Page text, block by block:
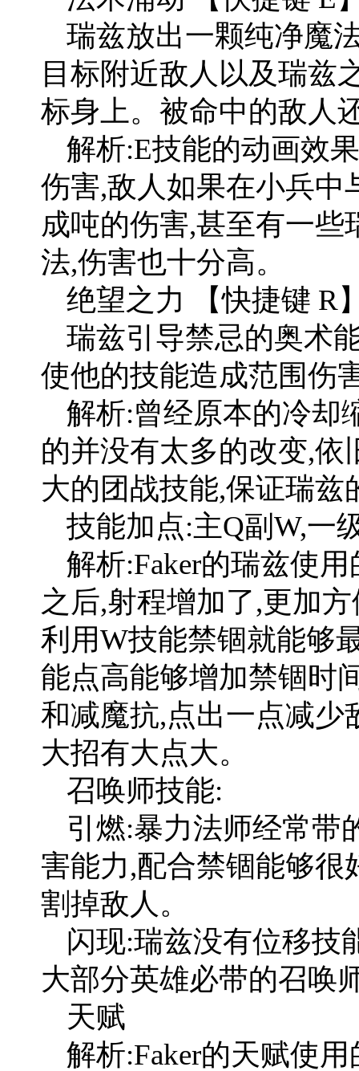
瑞兹放出一颗纯净魔
目标附近敌人以及瑞兹
标身上。被命中的敌人
解析:E技能的动画效
伤害,敌人如果在小兵中
成吨的伤害,甚至有一些
法,伤害也十分高。
绝望之力 【快捷键 R
瑞兹引导禁忌的奥术
使他的技能造成范围伤
解析:曾经原本的冷却
的并没有太多的改变,依
大的团战技能,保证瑞兹
技能加点:主Q副W,一
解析:Faker的瑞兹使
之后,射程增加了,更加
利用W技能禁锢就能够
能点高能够增加禁锢时
和减魔抗,点出一点减少
大招有大点大。
召唤师技能:
引燃:暴力法师经常带
害能力,配合禁锢能够很
割掉敌人。
闪现:瑞兹没有位移技
大部分英雄必带的召唤
天赋
解析:Faker的天赋使